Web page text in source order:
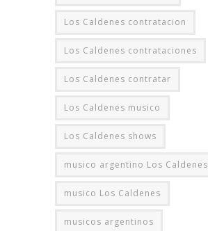
Los Caldenes contratacion
Los Caldenes contrataciones
Los Caldenes contratar
Los Caldenes musico
Los Caldenes shows
musico argentino Los Caldenes
musico Los Caldenes
musicos argentinos